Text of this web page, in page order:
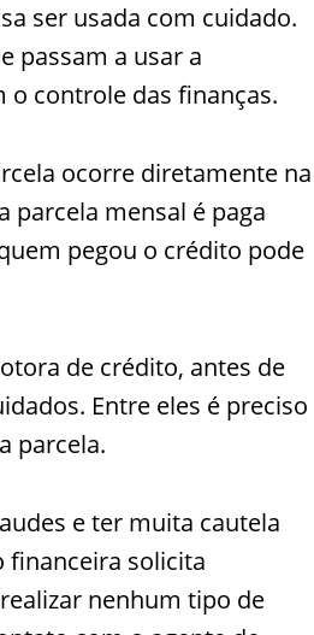
ser usada com cuidado.
passam a usar a
o controle das finanças.
ocorre diretamente na
parcela mensal é paga
pegou o crédito pode
de crédito, antes de
Entre eles é preciso
parcela.
e ter muita cautela
financeira solicita
nenhum tipo de